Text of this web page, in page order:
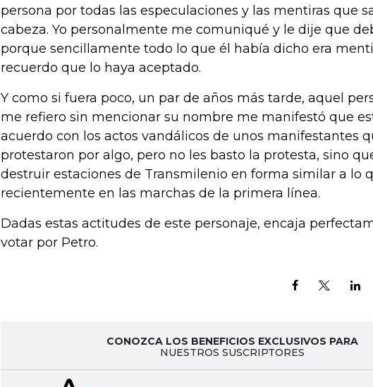
persona por todas las especulaciones y las mentiras que
cabeza. Yo personalmente me comuniqué y le dije que
porque sencillamente todo lo que él había dicho era
recuerdo que lo haya aceptado.
Y como si fuera poco, un par de años más tarde, aquel
me refiero sin mencionar su nombre me manifestó que
acuerdo con los actos vandálicos de unos manifestantes
protestaron por algo, pero no les basto la protesta, sino
destruir estaciones de Transmilenio en forma similar a lo
recientemente en las marchas de la primera línea.
Dadas estas actitudes de este personaje, encaja
votar por Petro.
CONOZCA LOS BENEFICIOS EXCLUSIVOS PARA
NUESTROS SUSCRIPTORES